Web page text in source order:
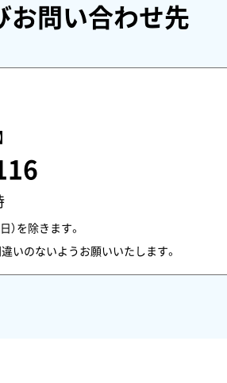
お問い合わせ先
）を除きます。
いのないようお願いいたします。